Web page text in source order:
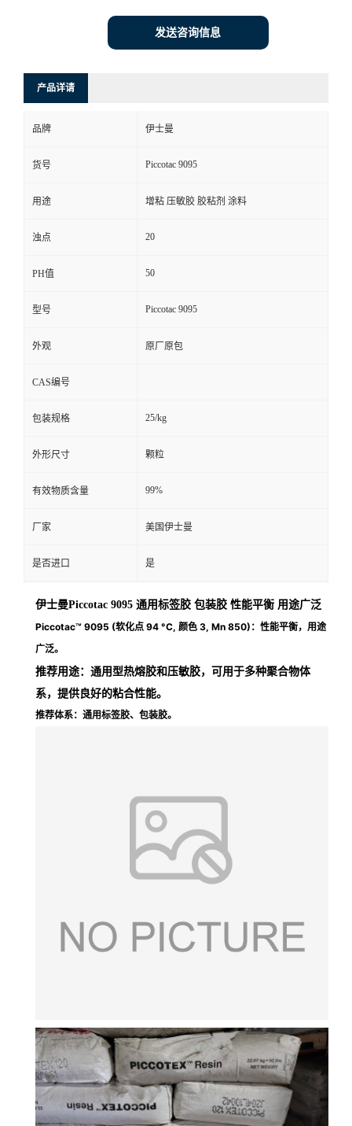
发送咨询信息
产品详请
品牌 伊士曼
货号 Piccotac 9095
用途 增粘 压敏胶 胶粘剂 涂料
浊点 20
PH值 50
型号 Piccotac 9095
外观 原厂原包
CAS编号
包装规格 25/kg
外形尺寸 颗粒
有效物质含量 99%
厂家 美国伊士曼
是否进口 是
伊士曼Piccotac 9095 通用标签胶 包装胶 性能平衡 用途广泛
Piccotac™ 9095 (软化点 94 °C, 颜色 3, Mn 850)： 性能平衡，用途
广泛。
推荐用途： 通用型热熔胶和压敏胶，可用于多种聚合物体
系，提供良好的粘合性能。
推荐体系： 通用标签胶、包装胶。